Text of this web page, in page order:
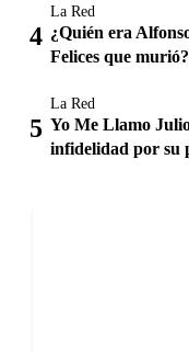
La Red
¿Quién era
Felices que murió?
La Red
Yo Me Llamo
infidelidad por su